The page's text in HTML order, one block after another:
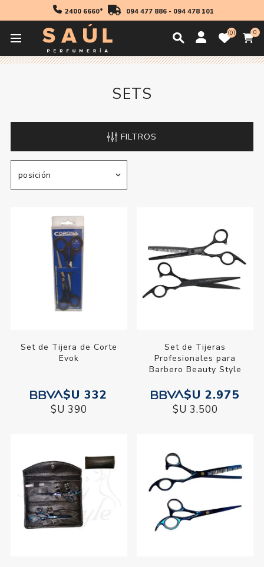
2400 6660* 094 477 886- 094 478 101
0 0
Inicio Accesorios
SETS
FILTROS
Set de Tijera de Corte
Evok
$U 332
$U 390
Set de Tijeras
Profesionales para
Barbero Beauty Style
$U 2.975
$U 3.500